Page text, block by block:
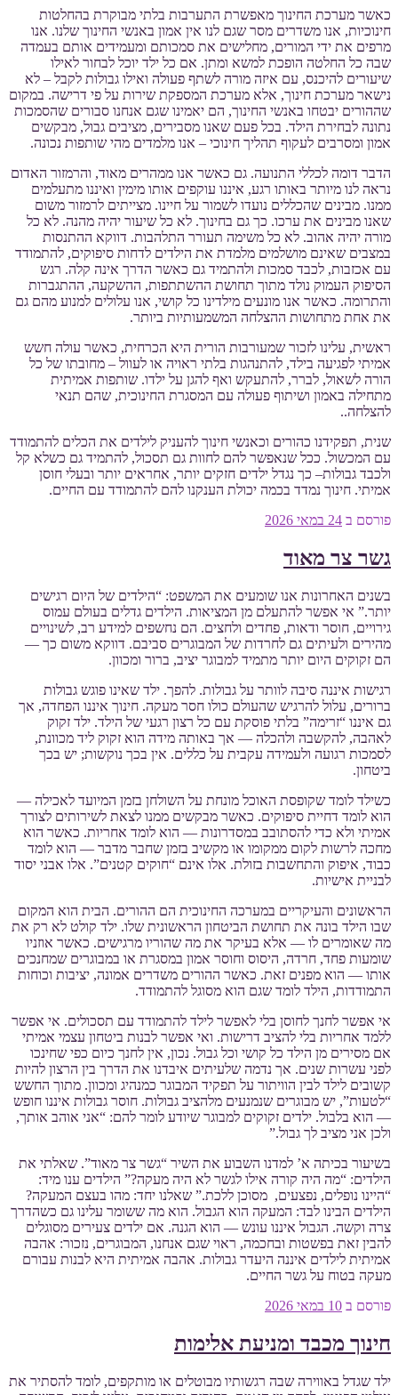
כאשר מערכת החינוך מאפשרת התערבות בלתי מבוקרת בהחלטות
חינוכיות, אנו משדרים מסר שגם לנו אין אמון באנשי החינוך שלנו. אנו
מרפים את ידי המורים, מחלישים את סמכותם ומעמידים אותם בעמדה
שבה כל החלטה הופכת למשא ומתן. אם כל ילד יוכל לבחור לאילו
שיעורים להיכנס, עם איזה מורה לשתף פעולה ואילו גבולות לקבל – לא
נישאר מערכת חינוך, אלא מערכת המספקת שירות על פי דרישה. במקום
שההורים יבטחו באנשי החינוך, הם יאמינו שגם אנחנו סבורים שהסמכות
נתונה לבחירת הילד. בכל פעם שאנו מסבירים, מציבים גבול, מבקשים
אמון ומסרבים לעקוף תהליך חינוכי – אנו מלמדים מהי שותפות נכונה.
הדבר דומה לכללי התנועה. גם כאשר אנו ממהרים מאוד, והרמזור האדום
נראה לנו מיותר באותו רגע, איננו עוקפים אותו מימין ואיננו מתעלמים
ממנו. מבינים שהכללים נועדו לשמור על חיינו. מצייתים לרמזור משום
שאנו מבינים את ערכו. כך גם בחינוך. לא כל שיעור יהיה מהנה. לא כל
מורה יהיה אהוב. לא כל משימה תעורר התלהבות. דווקא ההתנסות
במצבים שאינם מושלמים מלמדת את הילדים לדחות סיפוקים, להתמודד
עם אכזבות, לכבד סמכות ולהתמיד גם כאשר הדרך אינה קלה. רגש
הסיפוק העמוק נולד מתוך תחושת ההשתתפות, ההשקעה, ההתגברות
והתרומה. כאשר אנו מונעים מילדינו כל קושי, אנו עלולים למנוע מהם גם
את אחת מתחושות ההצלחה המשמעותיות ביותר.
ראשית, עלינו לזכור שמעורבות הורית היא הכרחית, כאשר עולה חשש
אמיתי לפגיעה בילד, להתנהגות בלתי ראויה או לעוול – מחובתו של כל
הורה לשאול, לברר, להתעקש ואף להגן על ילדו. שותפות אמיתית
מתחילה באמון ושיתוף פעולה עם המסגרת החינוכית, שהם תנאי
להצלחה..
שנית, תפקידנו כהורים וכאנשי חינוך להעניק לילדים את הכלים להתמודד
עם המכשול. ככל שנאפשר להם לחוות גם תסכול, להתמיד גם כשלא קל
ולכבד גבולות– כך נגדל ילדים חזקים יותר, אחראים יותר ובעלי חוסן
אמיתי. חינוך נמדד בכמה יכולת הענקנו להם להתמודד עם החיים.
פורסם ב 24 במאי 2026
גשר צר מאוד
בשנים האחרונות אנו שומעים את המשפט: “הילדים של היום רגישים
יותר.” אי אפשר להתעלם מן המציאות. הילדים גדלים בעולם עמוס
גירויים, חוסר ודאות, פחדים ולחצים. הם נחשפים למידע רב, לשינויים
מהירים ולעיתים גם לחרדות של המבוגרים סביבם. דווקא משום כך —
הם זקוקים היום יותר מתמיד למבוגר יציב, ברור ומכוון.
רגישות איננה סיבה לוותר על גבולות. להפך. ילד שאינו פוגש גבולות
ברורים, עלול להרגיש שהעולם כולו חסר מעקה. חינוך איננו הפחדה, אך
גם איננו “זרימה” בלתי פוסקת עם כל רצון רגעי של הילד. ילד זקוק
לאהבה, להקשבה ולהכלה — אך באותה מידה הוא זקוק ליד מכוונת,
לסמכות רגועה ולעמידה עקבית על כללים. אין בכך נוקשות; יש בכך
ביטחון.
כשילד לומד שקופסת האוכל מונחת על השולחן בזמן המיועד לאכילה —
הוא לומד דחיית סיפוקים. כאשר מבקשים ממנו לצאת לשירותים לצורך
אמיתי ולא כדי להסתובב במסדרונות — הוא לומד אחריות. כאשר הוא
מחכה לרשות לקום ממקומו או מקשיב בזמן שחבר מדבר — הוא לומד
כבוד, איפוק והתחשבות בזולת. אלו אינם “חוקים קטנים”. אלו אבני יסוד
לבניית אישיות.
הראשונים והעיקריים במערכה החינוכית הם ההורים. הבית הוא המקום
שבו הילד בונה את תחושת הביטחון הראשונית שלו. ילד קולט לא רק את
מה שאומרים לו — אלא בעיקר את מה שהוריו מרגישים. כאשר אוזניו
שומעות פחד, חרדה, היסוס וחוסר אמון במסגרת או במבוגרים שמחנכים
אותו — הוא מפנים זאת. כאשר ההורים משדרים אמונה, יציבות וכוחות
התמודדות, הילד לומד שגם הוא מסוגל להתמודד.
אי אפשר לחנך לחוסן בלי לאפשר לילד להתמודד עם תסכולים. אי אפשר
ללמד אחריות בלי להציב דרישות. ואי אפשר לבנות ביטחון עצמי אמיתי
אם מסירים מן הילד כל קושי וכל גבול. נכון, אין לחנך כיום כפי שחינכו
לפני עשרות שנים. אך נדמה שלעיתים איבדנו את הדרך בין הרצון להיות
קשובים לילד לבין הוויתור על תפקיד המבוגר כמנהיג ומכוון. מתוך החשש
“לטעות”, יש מבוגרים שנמנעים מלהציב גבולות. חוסר גבולות איננו חופש
— הוא בלבול. ילדים זקוקים למבוגר שיודע לומר להם: “אני אוהב אותך,
ולכן אני מציב לך גבול.”
בשיעור בכיתה א’ למדנו השבוע את השיר “גשר צר מאוד”. שאלתי את
הילדים: “מה היה קורה אילו לגשר לא היה מעקה?” הילדים ענו מיד:
“היינו נופלים, נפצעים, מסוכן ללכת.” שאלנו יחד: מהו בעצם המעקה?
הילדים הבינו לבד: המעקה הוא הגבול. הוא מה ששומר עלינו גם כשהדרך
צרה וקשה. הגבול איננו עונש — הוא הגנה. אם ילדים צעירים מסוגלים
להבין זאת בפשטות ובחכמה, ראוי שגם אנחנו, המבוגרים, נזכור: אהבה
אמיתית לילדים איננה היעדר גבולות. אהבה אמיתית היא לבנות עבורם
מעקה בטוח על גשר החיים.
פורסם ב 10 במאי 2026
חינוך מכבד ומניעת אלימות
ילד שגדל באווירה שבה רגשותיו מבוטלים או מותקפים, לומד להסתיר את